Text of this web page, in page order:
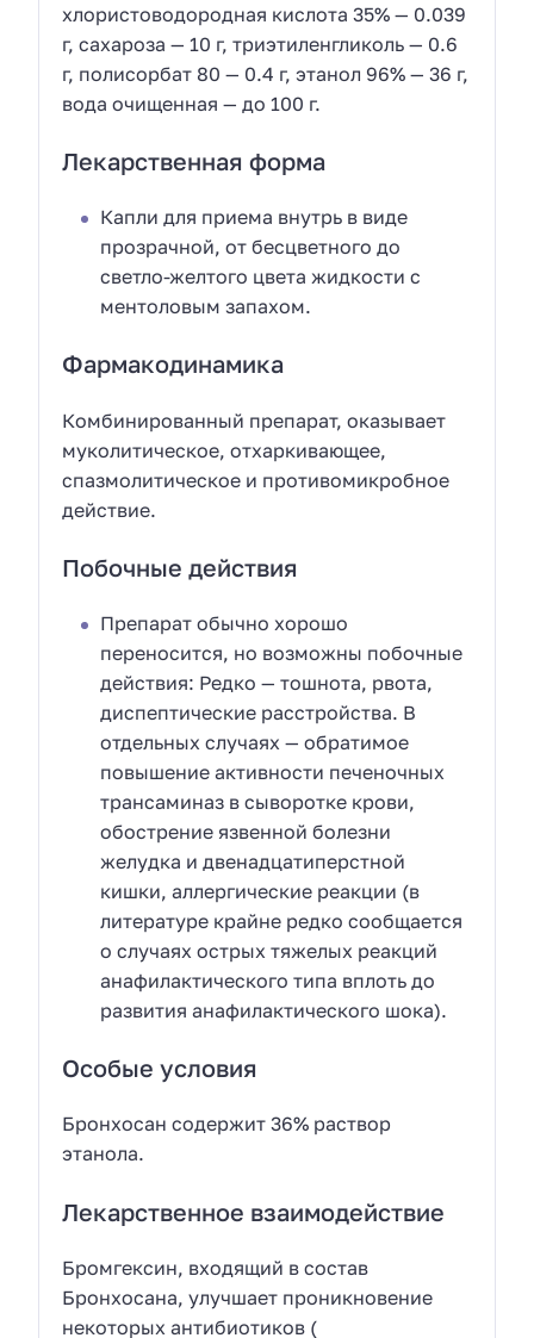
хлористоводородная кислота 35% — 0.039
г, сахароза — 10 г, триэтиленгликоль — 0.6
г, полисорбат 80 — 0.4 г, этанол 96% — 36 г,
вода очищенная — до 100 г.
Лекарственная форма
Капли для приема внутрь в виде
прозрачной, от бесцветного до
светло-желтого цвета жидкости с
ментоловым запахом.
Фармакодинамика
Комбинированный препарат, оказывает
муколитическое, отхаркивающее,
спазмолитическое и противомикробное
действие.
Побочные действия
Препарат обычно хорошо
переносится, но возможны побочные
действия: Редко — тошнота, рвота,
диспептические расстройства. В
отдельных случаях — обратимое
повышение активности печеночных
трансаминаз в сыворотке крови,
обострение язвенной болезни
желудка и двенадцатиперстной
кишки, аллергические реакции (в
литературе крайне редко сообщается
о случаях острых тяжелых реакций
анафилактического типа вплоть до
развития анафилактического шока).
Особые условия
Бронхосан содержит 36% раствор
этанола.
Лекарственное взаимодействие
Бромгексин, входящий в состав
Бронхосана, улучшает проникновение
некоторых антибиотиков (